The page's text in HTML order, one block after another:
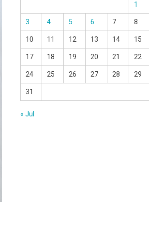
1
3 4 5 6 7 8
10 11 12 13 14 15
17 18 19 20 21 22
24 25 26 27 28 29
31
« Jul